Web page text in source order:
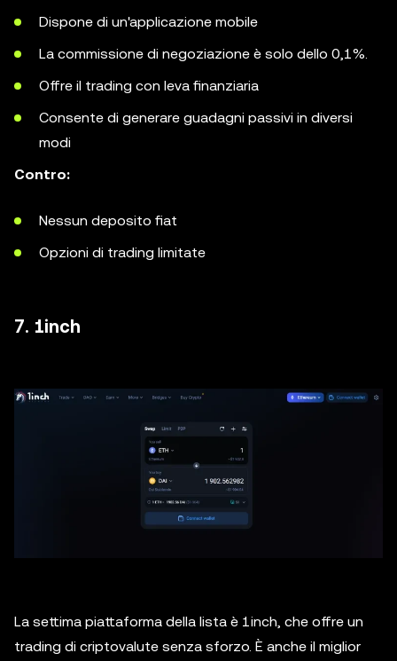
Dispone di un'applicazione mobile
La commissione di negoziazione è solo dello 0,1%.
Offre il trading con leva finanziaria
Consente di generare guadagni passivi in diversi
modi
Contro:
Nessun deposito fiat
Opzioni di trading limitate
7. 1inch
La settima piattaforma della lista è 1inch, che offre un
trading di criptovalute senza sforzo. È anche il miglior